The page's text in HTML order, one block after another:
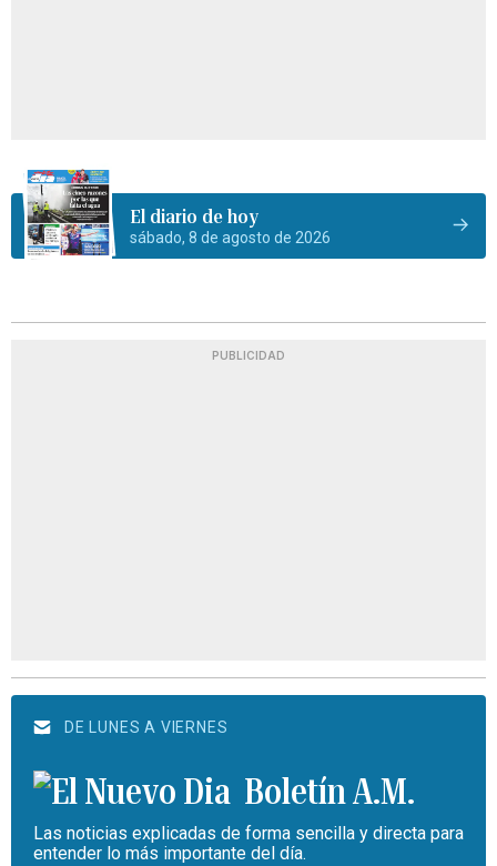
El diario de hoy
sábado, 8 de agosto de 2026
PUBLICIDAD
DE LUNES A VIERNES
Boletín A.M.
Las noticias explicadas de forma sencilla y directa para
entender lo más importante del día.